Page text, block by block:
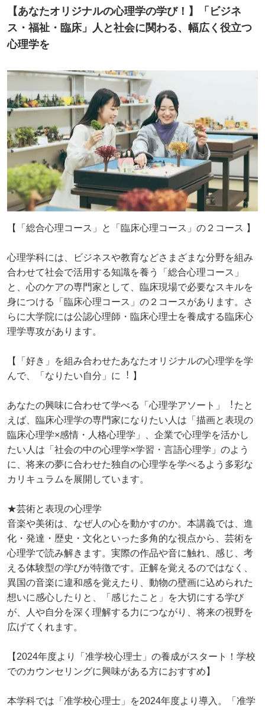
【あなたオリジナルの心理学の学び！】「ビジネ
ス・福祉・臨床」人と社会に関わる、幅広く役立つ
心理学を
【「総合⼼理コース」と「臨床⼼理コース」の２コース 】
心理学科には、ビジネスや教育などさまざまな分野を組み
合わせて社会で活⽤する知識を養う「総合⼼理コース」
と、⼼のケアの専門家として、臨床現場で必要なスキルを
⾝につける「臨床⼼理コース」の２コースがあります。さ
らに⼤学院には公認⼼理師・臨床⼼理⼠を養成する臨床⼼
理学専攻があります。
【「好き」を組み合わせたあなたオリジナルの⼼理学を学
んで、「なりたい⾃分」に︕ 】
あなたの興味に合わせて学べる「⼼理学アソート」︕たと
えば、臨床⼼理学の専門家になりたい⼈は「描画と表現の
臨床⼼理学×感情・⼈格⼼理学」、企業で⼼理学を活かし
たい⼈は「社会の中の⼼理学×学習・⾔語⼼理学」のよう
に、将来の夢に合わせた独⾃の⼼理学を学べるよう多彩な
カリキュラムを展開しています。
★芸術と表現の心理学
音楽や美術は、なぜ人の心を動かすのか。本講義では、進
化・発達・歴史・文化といった多角的な視点から、芸術を
心理学で読み解きます。実際の作品や音に触れ、感じ、考
える体験型の学びが特徴です。正解を覚えるのではなく、
異国の音楽に違和感を覚えたり、動物の壁画に込められた
想いに感心したりと、「感じたこと」を大切にする学び
が、人や自分を深く理解する力につながり、将来の視野を
広げてくれます。
【2024年度より「准学校心理士」の養成がスタート！学校
でのカウンセリングに興味がある方におすすめ】
本学科では「准学校心理士」を2024年度より導入。「准学